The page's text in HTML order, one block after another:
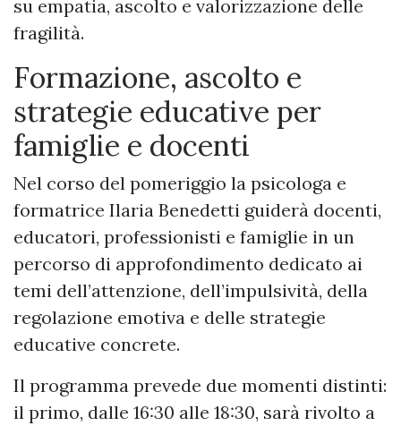
su empatia, ascolto e valorizzazione delle
fragilità.
Formazione, ascolto e
strategie educative per
famiglie e docenti
Nel corso del pomeriggio la psicologa e
formatrice Ilaria Benedetti guiderà docenti,
educatori, professionisti e famiglie in un
percorso di approfondimento dedicato ai
temi dell’attenzione, dell’impulsività, della
regolazione emotiva e delle strategie
educative concrete.
Il programma prevede due momenti distinti:
il primo, dalle 16:30 alle 18:30, sarà rivolto a